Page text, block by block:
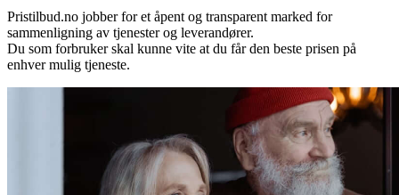
Pristilbud.no jobber for et åpent og transparent marked for
sammenligning av tjenester og leverandører.
Du som forbruker skal kunne vite at du får den beste prisen på
enhver mulig tjeneste.